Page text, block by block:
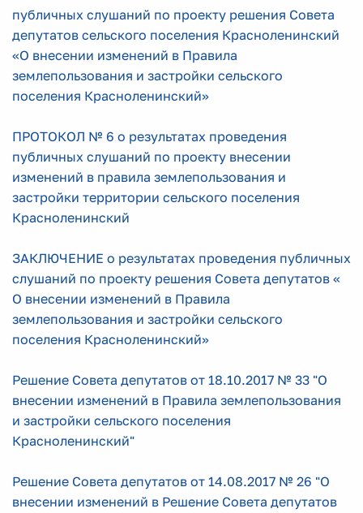
публичных слушаний по проекту решения Совета
депутатов сельского поселения Красноленинский
«О внесении изменений в Правила
землепользования и застройки сельского
поселения Красноленинский»
ПРОТОКОЛ № 6 о результатах проведения
публичных слушаний по проекту внесении
изменений в правила землепользования и
застройки территории сельского поселения
Красноленинский
ЗАКЛЮЧЕНИЕ о результатах проведения публичных
слушаний по проекту решения Совета депутатов «
О внесении изменений в Правила
землепользования и застройки сельского
поселения Красноленинский»
Решение Совета депутатов от 18.10.2017 № 33 "О
внесении изменений в Правила землепользования
и застройки сельского поселения
Красноленинский"
Решение Совета депутатов от 14.08.2017 № 26 "О
внесении изменений в Решение Совета депутатов